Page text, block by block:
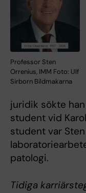
Professor Sten
Orrenius, IMM Foto: Ulf
Sirborn Bildmakarna
juridik sökte
student vid
student var
patologi.
Tidiga